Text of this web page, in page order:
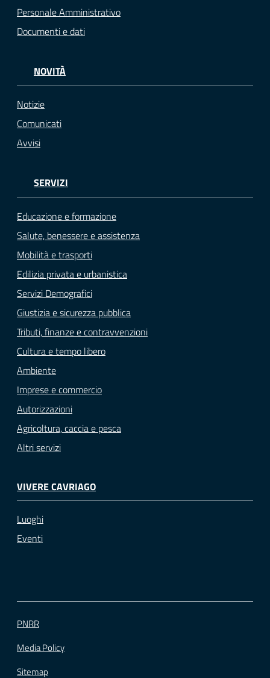
Personale Amministrativo
Documenti e dati
NOVITÀ
Notizie
Comunicati
Avvisi
SERVIZI
Educazione e formazione
Salute, benessere e assistenza
Mobilità e trasporti
Edilizia privata e urbanistica
Servizi Demografici
Giustizia e sicurezza pubblica
Tributi, finanze e contravvenzioni
Cultura e tempo libero
Ambiente
Imprese e commercio
Autorizzazioni
Agricoltura, caccia e pesca
Altri servizi
VIVERE CAVRIAGO
Luoghi
Eventi
PNRR
Media Policy
Sitemap